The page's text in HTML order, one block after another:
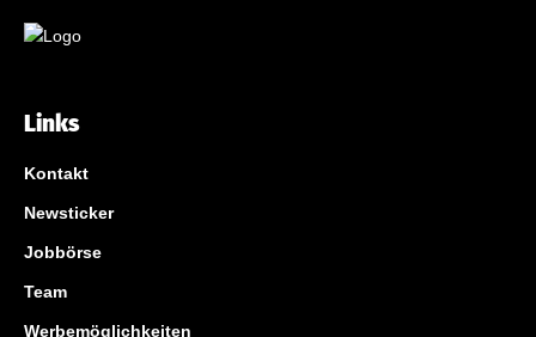
Links
Kontakt
Newsticker
Jobbörse
Team
Werbemöglichkeiten